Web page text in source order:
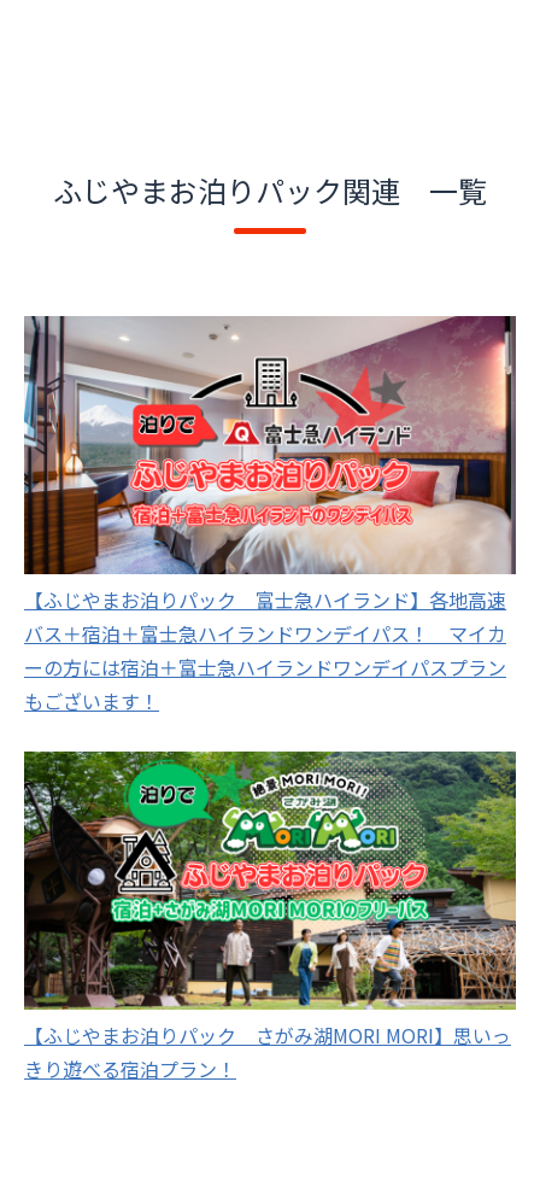
ふじやまお泊りパック関連 一覧
【ふじやまお泊りパック 富士急ハイランド】各地高速
バス＋宿泊＋富士急ハイランドワンデイパス！ マイカ
ーの方には宿泊＋富士急ハイランドワンデイパスプラン
もございます！
【ふじやまお泊りパック さがみ湖MORI MORI】思いっ
きり遊べる宿泊プラン！